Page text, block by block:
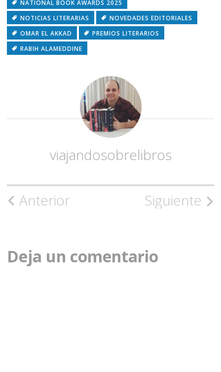
NATIONAL BOOK AWARDS 2025
NOTICIAS LITERARIAS
NOVEDADES EDITORIALES
OMAR EL AKKAD
PREMIOS LITERARIOS
RABIH ALAMEDDINE
viajandosobrelibros
Navegación
la
entrada
Anterior Siguiente
Deja un comentario